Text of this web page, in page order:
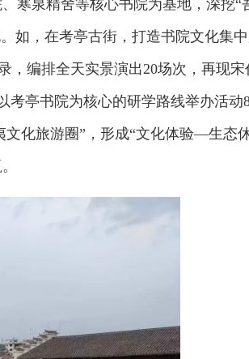
寒泉精舍等核心书院为基地，深挖“
如，在考亭古街，打造书院文化集
，编排全天实景演出20场次，再现宋
考亭书院为核心的研学路线举办活动
文化旅游圈”，形成“文化体验—生态